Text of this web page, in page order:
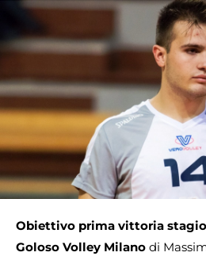
Obiettivo prima vittoria
Goloso Volley Milano di